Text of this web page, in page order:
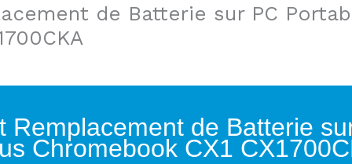
de Batterie sur PC
Remplacement de Batterie
Chromebook CX1